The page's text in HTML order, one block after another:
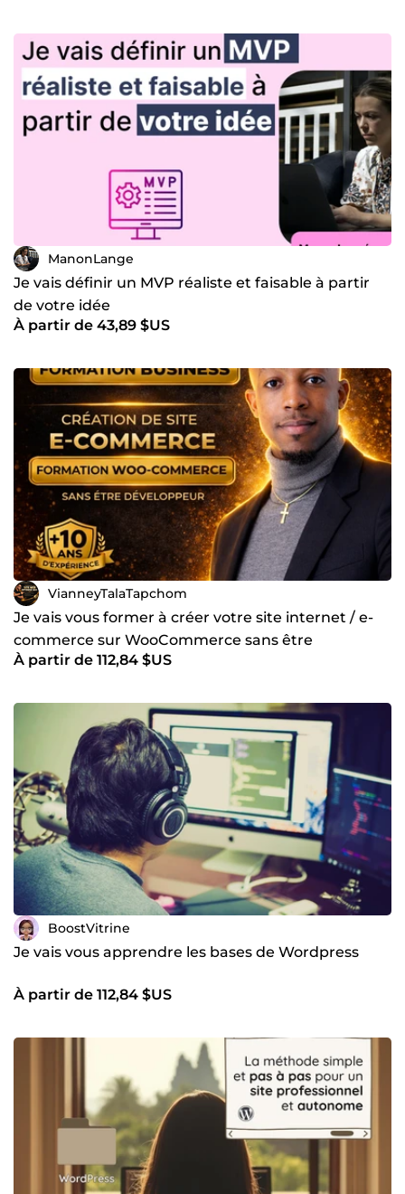
ManonLange
Je vais définir un MVP réaliste et faisable à partir
de votre idée
À partir de 43,89 $US
VianneyTalaTapchom
Je vais vous former à créer votre site internet / e-
commerce sur WooCommerce sans être
développeur
À partir de 112,84 $US
BoostVitrine
Je vais vous apprendre les bases de Wordpress
À partir de 112,84 $US